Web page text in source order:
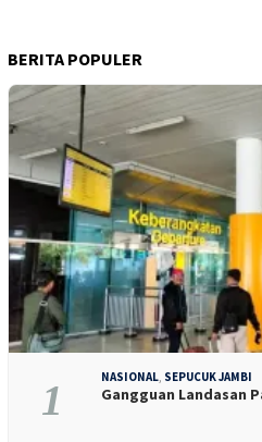
BERITA POPULER
1 NASIONAL SEPUCUK JAMBI
Gangguan Landasan